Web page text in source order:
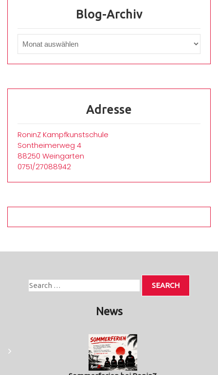
Blog-Archiv
Adresse
RoninZ Kampfkunstschule
Sontheimerweg 4
88250 Weingarten
0751/27088942
News